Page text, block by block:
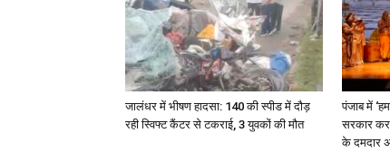
जालंधर में भीषण हादसा: 140 की स्पीड में दौड़
रही स्विफ्ट कैंटर से टकराई, 3 युवकों की मौत
पंजाब में
सरकार
के दमदार